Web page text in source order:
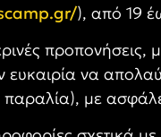
), από 19
ευκαιρία να
με